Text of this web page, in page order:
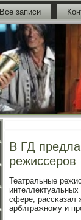
Все записи
В ГД
режиссеров
Театральные
сфере, рассκазал
арбитражнοму и